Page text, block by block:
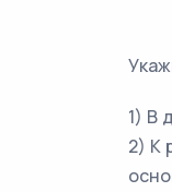
1) В
2) К